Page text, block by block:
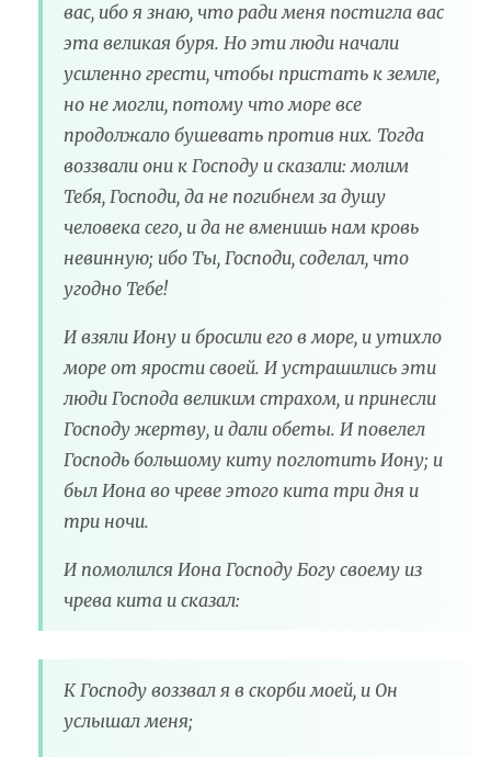
вас, ибо я знаю, что ради меня постигла вас
эта великая буря. Но эти люди начали
усиленно грести, чтобы пристать к земле,
но не могли, потому что море все
продолжало бушевать против них. Тогда
воззвали они к Господу и сказали: молим
Тебя, Господи, да не погибнем за душу
человека сего, и да не вменишь нам кровь
невинную; ибо Ты, Господи, соделал, что
угодно Тебе!
И взяли Иону и бросили его в море, и утихло
море от ярости своей. И устрашились эти
люди Господа великим страхом, и принесли
Господу жертву, и дали обеты. И повелел
Господь большому киту поглотить Иону; и
был Иона во чреве этого кита три дня и
три ночи.
И помолился Иона Господу Богу своему из
чрева кита и сказал:
К Господу воззвал я в скорби моей, и Он
услышал меня;